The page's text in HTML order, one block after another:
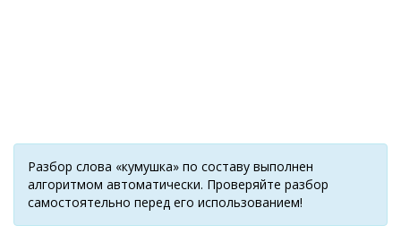
Разбор слова «кумушка» по составу выполнен
алгоритмом автоматически. Проверяйте разбор
самостоятельно перед его использованием!